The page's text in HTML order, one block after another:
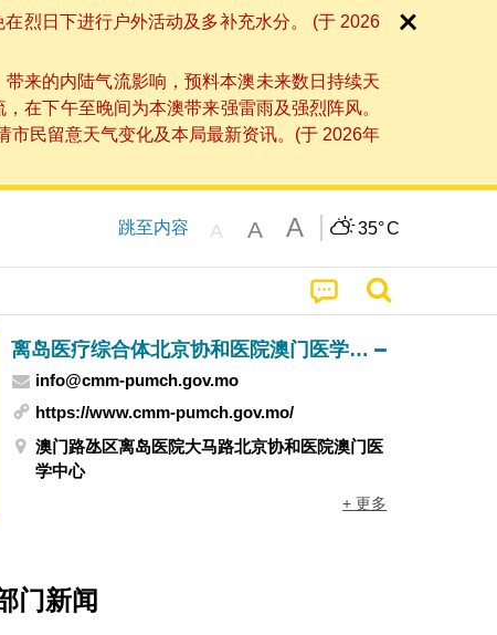
烈日下进行户外活动及多补充水分。 (于 2026
来的内陆气流影响，预料本澳未来数日持续天
在下午至晚间为本澳带来强雷雨及强烈阵风。
市民留意天气变化及本局最新资讯。(于 2026年
跳至内容 A A A 35°C
离岛医疗综合体北京协和医院澳门医学中心
info@cmm-pumch.gov.mo
https://www.cmm-pumch.gov.mo/
澳门路氹区离岛医院大马路北京协和医院澳门医
学中心
+ 更多
门新闻